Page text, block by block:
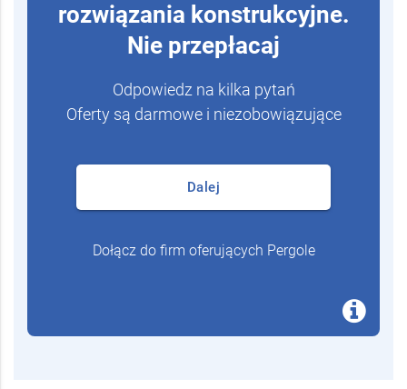
rozwiązania konstrukcyjne.
Nie przepłacaj
Odpowiedz na kilka pytań
Oferty są darmowe i niezobowiązujące
Dalej
Dołącz do firm oferujących Pergole